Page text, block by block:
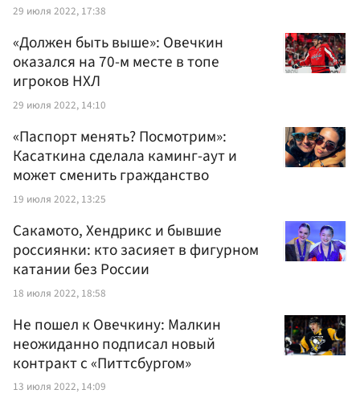
29 июля 2022, 17:38
«Должен быть выше»: Овечкин
оказался на 70-м месте в топе
игроков НХЛ
29 июля 2022, 14:10
«Паспорт менять? Посмотрим»:
Касаткина сделала каминг-аут и
может сменить гражданство
19 июля 2022, 13:25
Сакамото, Хендрикс и бывшие
россиянки: кто засияет в фигурном
катании без России
18 июля 2022, 18:58
Не пошел к Овечкину: Малкин
неожиданно подписал новый
контракт с «Питтсбургом»
13 июля 2022, 14:09